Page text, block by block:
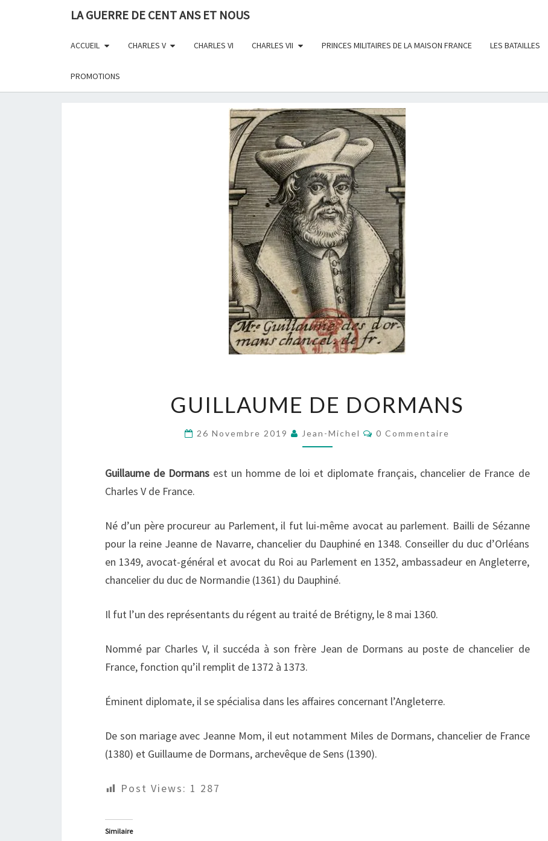
LA GUERRE DE CENT ANS ET NOUS
ACCUEIL CHARLES V CHARLES VI CHARLES VII PRINCES MILITAIRES DE LA MAISON FRANCE LES BATAILLES
PROMOTIONS
DE
GUILLAUME DE DORMANS
26 Novembre 2019 Jean-Michel Commentaires
0 Commentaire
Guillaume de Dormans est un homme de loi et diplomate français, chancelier de France de
Charles V de France.
Né d’un père procureur au Parlement, il fut lui-même avocat au parlement. Bailli de Sézanne
pour la reine Jeanne de Navarre, chancelier du Dauphiné en 1348. Conseiller du duc d’Orléans
en 1349, avocat-général et avocat du Roi au Parlement en 1352, ambassadeur en Angleterre,
chancelier du duc de Normandie (1361) du Dauphiné.
Il fut l’un des représentants du régent au traité de Brétigny, le 8 mai 1360.
Nommé par Charles V, il succéda à son frère Jean de Dormans au poste de chancelier de
France, fonction qu’il remplit de 1372 à 1373.
Éminent diplomate, il se spécialisa dans les affaires concernant l’Angleterre.
De son mariage avec Jeanne Mom, il eut notamment Miles de Dormans, chancelier de France
(1380) et Guillaume de Dormans, archevêque de Sens (1390).
Post Views: 1 287
Similaire